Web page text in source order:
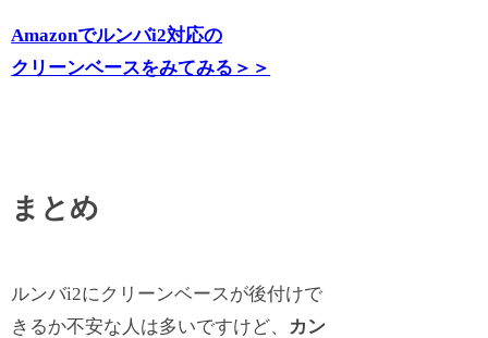
Amazonでルンバi2対応の
クリーンベースをみてみる＞＞
まとめ
ルンバi2にクリーンベースが後付けで
きるか不安な人は多いですけど、 カン